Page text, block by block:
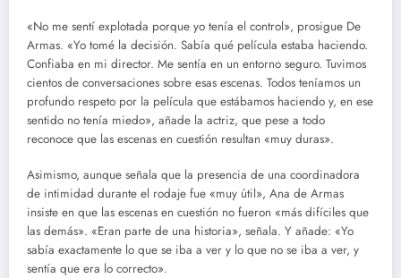
«No me sentí explotada porque yo tenía el control», prosigue De
Armas. «Yo tomé la decisión. Sabía qué película estaba haciendo.
Confiaba en mi director. Me sentía en un entorno seguro. Tuvimos
cientos de conversaciones sobre esas escenas. Todos teníamos un
profundo respeto por la película que estábamos haciendo y, en ese
sentido no tenía miedo», añade la actriz, que pese a todo
reconoce que las escenas en cuestión resultan «muy duras».
Asimismo, aunque señala que la presencia de una coordinadora
de intimidad durante el rodaje fue «muy útil», Ana de Armas
insiste en que las escenas en cuestión no fueron «más difíciles que
las demás». «Eran parte de una historia», señala. Y añade: «Yo
sabía exactamente lo que se iba a ver y lo que no se iba a ver, y
sentía que era lo correcto».